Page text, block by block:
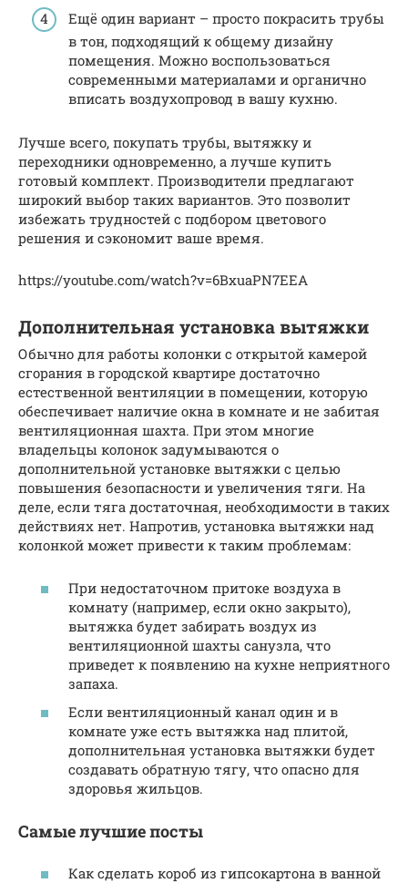
Ещё один вариант – просто покрасить трубы
в тон, подходящий к общему дизайну
помещения. Можно воспользоваться
современными материалами и органично
вписать воздухопровод в вашу кухню.
Лучше всего, покупать трубы, вытяжку и
переходники одновременно, а лучше купить
готовый комплект. Производители предлагают
широкий выбор таких вариантов. Это позволит
избежать трудностей с подбором цветового
решения и сэкономит ваше время.
https://youtube.com/watch?v=6BxuaPN7EEA
Дополнительная установка вытяжки
Обычно для работы колонки с открытой камерой
сгорания в городской квартире достаточно
естественной вентиляции в помещении, которую
обеспечивает наличие окна в комнате и не забитая
вентиляционная шахта. При этом многие
владельцы колонок задумываются о
дополнительной установке вытяжки с целью
повышения безопасности и увеличения тяги. На
деле, если тяга достаточная, необходимости в таких
действиях нет. Напротив, установка вытяжки над
колонкой может привести к таким проблемам:
При недостаточном притоке воздуха в
комнату (например, если окно закрыто),
вытяжка будет забирать воздух из
вентиляционной шахты санузла, что
приведет к появлению на кухне неприятного
запаха.
Если вентиляционный канал один и в
комнате уже есть вытяжка над плитой,
дополнительная установка вытяжки будет
создавать обратную тягу, что опасно для
здоровья жильцов.
Самые лучшие посты
Как сделать короб из гипсокартона в ванной